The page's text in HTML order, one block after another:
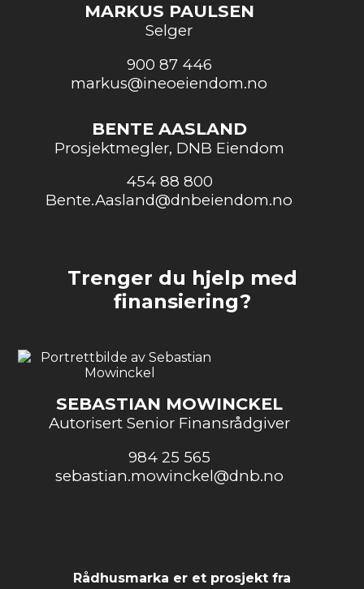
MARKUS PAULSEN
Selger
900 87 446
markus@ineoeiendom.no
BENTE AASLAND
Prosjektmegler, DNB Eiendom
454 88 800
Bente.Aasland@dnbeiendom.no
Trenger du hjelp med
finansiering?
SEBASTIAN MOWINCKEL
Autorisert Senior Finansrådgiver
984 25 565
sebastian.mowinckel@dnb.no
Rådhusmarka er et prosjekt fra